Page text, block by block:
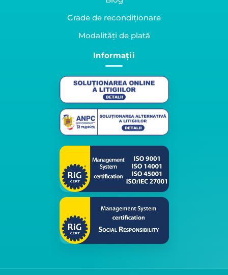
Grade de recondiționare
Modalități de plată
Informații